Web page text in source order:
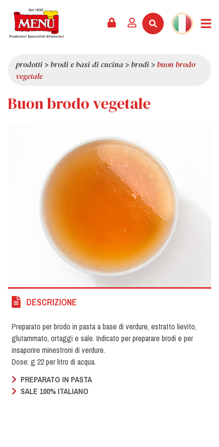
CATALOGO
SERVIZI
ULTIME NOVITÀ
PREMI
RASSEGNA STAMPA
CHI SIAMO
QUALITÀ
VALORI
LAVORA CON NOI
prodotti > brodi e basi di cucina > brodi > buon brodo
vegetale
Buon brodo vegetale
DESCRIZIONE
Preparato per brodo in pasta a base di verdure, estratto lievito,
glutammato, ortaggi e sale. Indicato per preparare brodi e per
insaporire minestroni di verdure.
Dose: g 22 per litro di acqua.
PREPARATO IN PASTA
SALE 100% ITALIANO